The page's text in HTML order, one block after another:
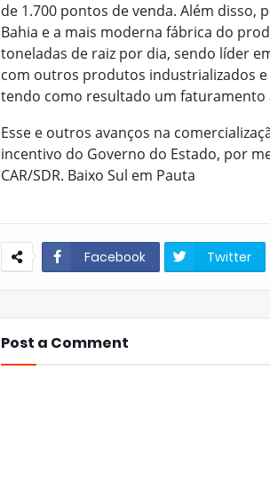
de 1.700 pontos de venda. Além disso,
Bahia e a mais moderna fábrica do
toneladas de raiz por dia, sendo líder
com outros produtos industrializados
tendo como resultado um faturamento
Esse e outros avanços na
incentivo do Governo do Estado, por
CAR/SDR. Baixo Sul em Pauta
Facebook Twitter
Post a Comment